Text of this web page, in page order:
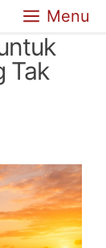
Menu
Tak